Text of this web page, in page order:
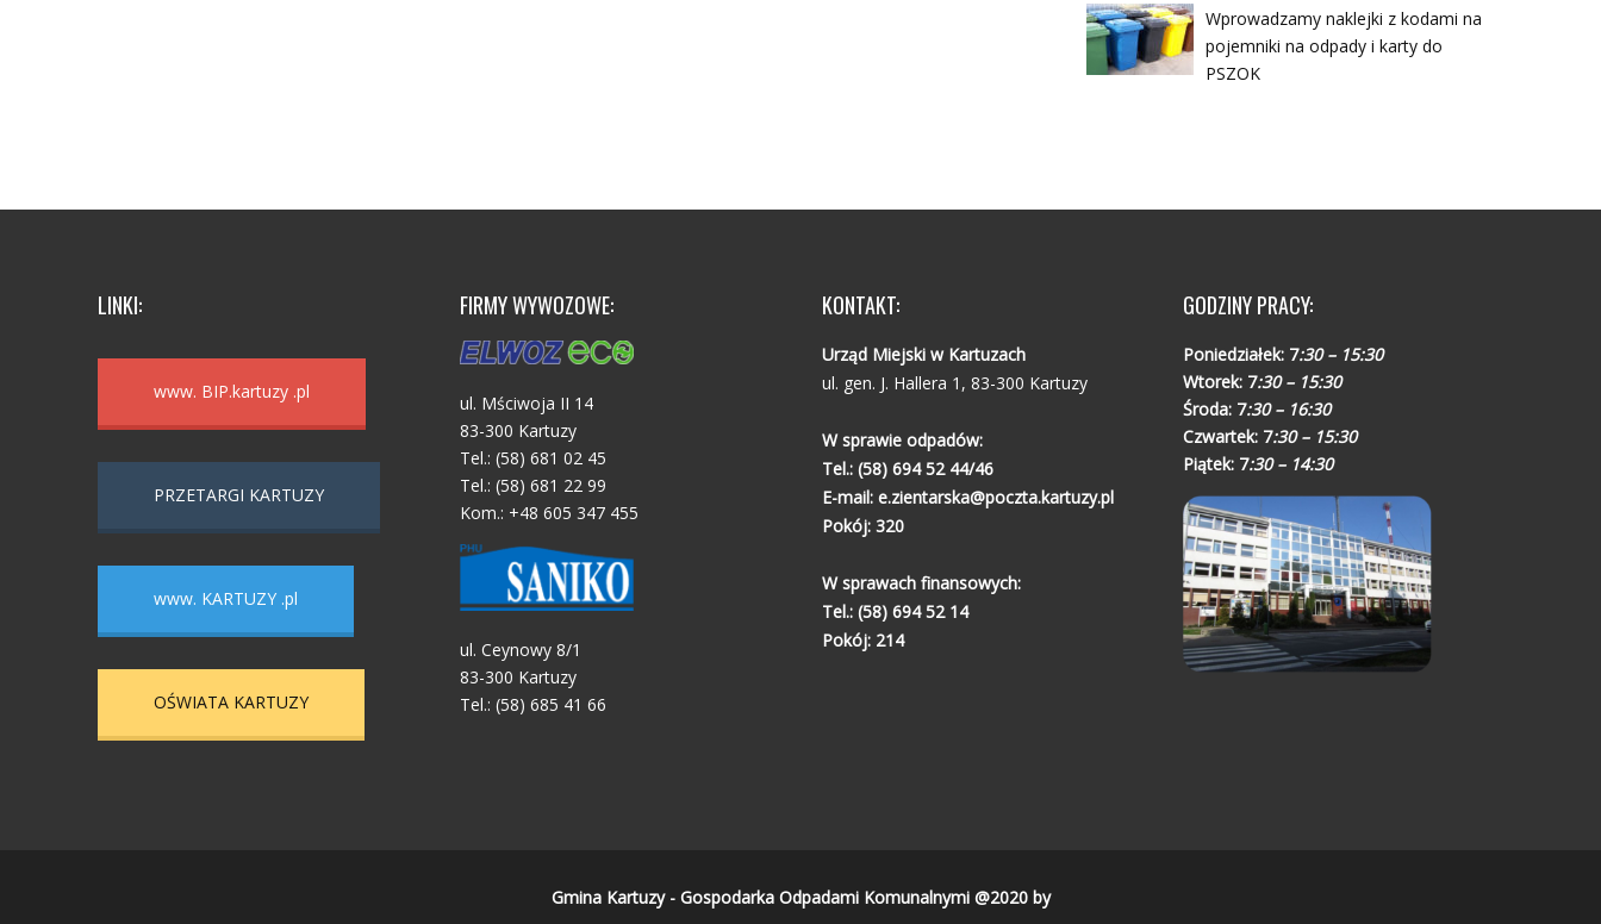
Wprowadzamy naklejki z kodami na
pojemniki na odpady i karty do
PSZOK
LINKI:
www. BIP.kartuzy .pl
PRZETARGI KARTUZY
www. KARTUZY .pl
OŚWIATA KARTUZY
FIRMY WYWOZOWE:
ul. Mściwoja II 14
83-300 Kartuzy
Tel.: (58) 681 02 45
Tel.: (58) 681 22 99
Kom.: +48 605 347 455
ul. Ceynowy 8/1
83-300 Kartuzy
Tel.: (58) 685 41 66
KONTAKT:
Urząd Miejski w Kartuzach
ul. gen. J. Hallera 1, 83-300 Kartuzy
W sprawie odpadów:
Tel.:(58) 694 52 44/46
E-mail:e.zientarska@poczta.kartuzy.pl
Pokój: 320
W sprawach finansowych:
Tel.: (58) 694 52 14
Pokój: 214
GODZINY PRACY:
Poniedziałek: 7:30 – 15:30
Wtorek: 7:30 – 15:30
Środa: 7:30 – 16:30
Czwartek: 7:30 – 15:30
Piątek: 7:30 – 14:30
Gmina Kartuzy - Gospodarka Odpadami Komunalnymi @2020 by